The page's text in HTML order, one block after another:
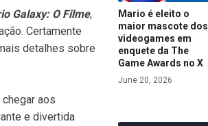
Galaxy: O Filme,
Certamente
detalhes sobre
aos
e divertida
Mario é eleito o
maior mascote dos
videogames em
enquete da The
Game Awards no X
June 20, 2026